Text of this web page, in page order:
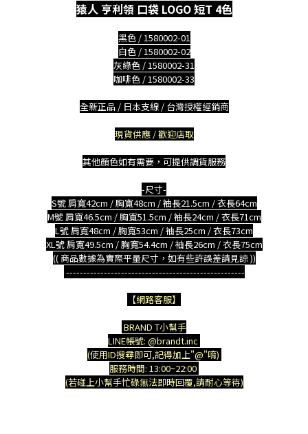
猿人 亨利領 口袋 LOGO 短T 4色
黑色 / 1580002-01
白色 / 1580002-02
灰綠色 / 1580002-31
咖啡色 / 1580002-33
全新正品 / 日本支線 / 台灣授權經銷商
現貨供應 / 歡迎店取
其他顏色如有需要，可提供調貨服務
-尺寸-
S號 肩寬42cm / 胸寬48cm / 袖長21.5cm / 衣長64cm
M號 肩寬46.5cm / 胸寬51.5cm / 袖長24cm / 衣長71cm
L號 肩寬48cm / 胸寬53cm / 袖長25cm / 衣長73cm
XL號 肩寬49.5cm / 胸寬54.4cm / 袖長26cm / 衣長75cm
(( 商品數據為實際平量尺寸，如有些許誤差請見諒 ))
----------------------------------------------------
【網路客服】
BRAND T小幫手
LINE帳號: @brandt.inc
(使用ID搜尋即可,記得加上"@"唷)
服務時間: 13:00~22:00
(若碰上小幫手忙碌無法即時回覆,請耐心等待)